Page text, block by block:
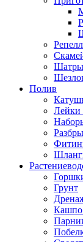
Полив
Лейки
Грунт
Кашпо